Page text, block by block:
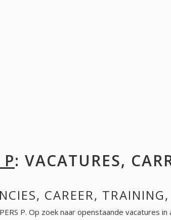
: VACATURES,
CAREER,
P. Op zoek naar openstaande vacatures